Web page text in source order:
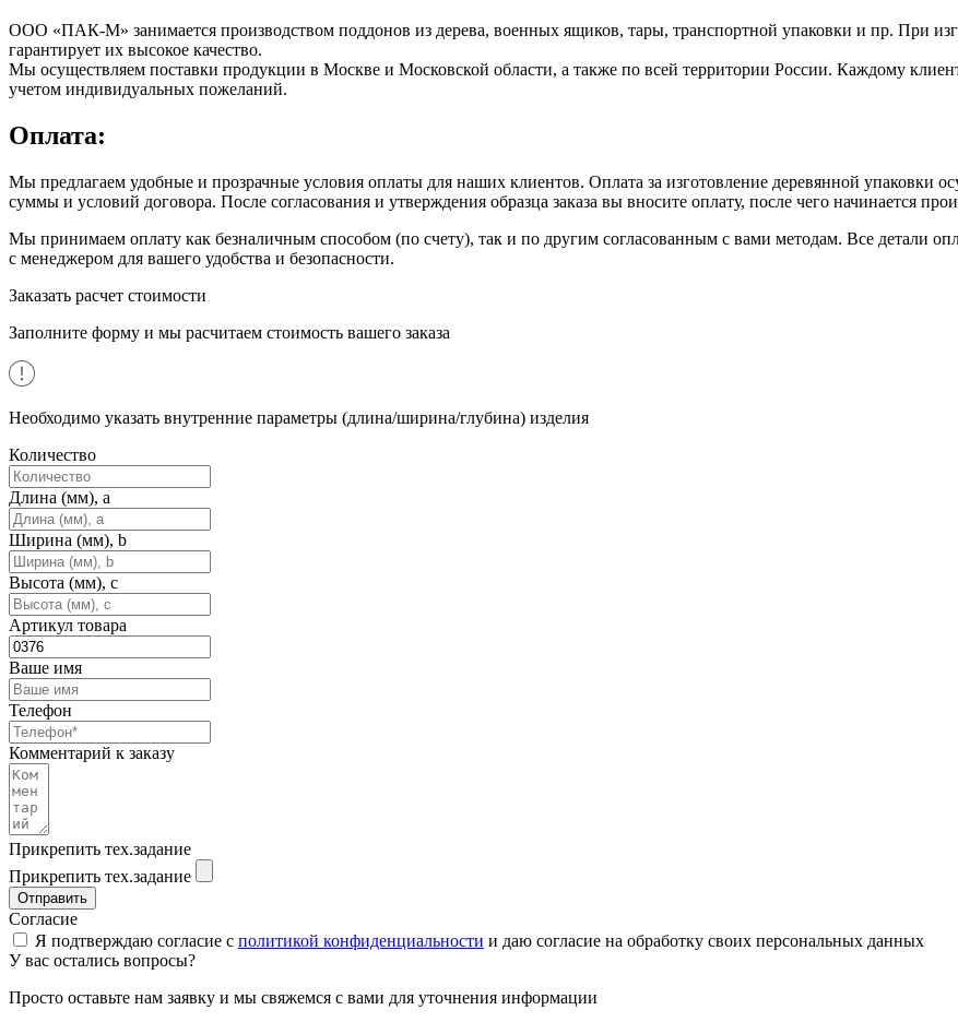
ООО «ПАК-М» занимается производством поддонов из дерева, военных ящиков, тары, транспортной упаковки и пр. При
гарантирует их высокое качество.
Мы осуществляем поставки продукции в Москве и Московской области, а также по всей территории России. Каждому
учетом индивидуальных пожеланий.
Оплата:
Мы предлагаем удобные и прозрачные условия оплаты для наших клиентов. Оплата за изготовление деревянной упаковки
суммы и условий договора. После согласования и утверждения образца заказа вы вносите оплату, после чего начинается
Мы принимаем оплату как безналичным способом (по счету), так и по другим согласованным с вами методам. Все детали
с менеджером для вашего удобства и безопасности.
Заказать расчет стоимости
Заполните форму и мы расчитаем стоимость вашего заказа
Необходимо указать внутренние параметры (длина/ширина/глубина) изделия
Количество
Длина (мм), a
Ширина (мм), b
Высота (мм), c
Артикул товара
Ваше имя
Телефон
Комментарий к заказу
Прикрепить тех.задание
Прикрепить тех.задание
Отправить
Согласие
Я подтверждаю согласие с
политикой конфиденциальности и даю согласие на обработку своих персональных данных
У вас остались вопросы?
Просто оставьте нам заявку и мы свяжемся с вами для уточнения информации